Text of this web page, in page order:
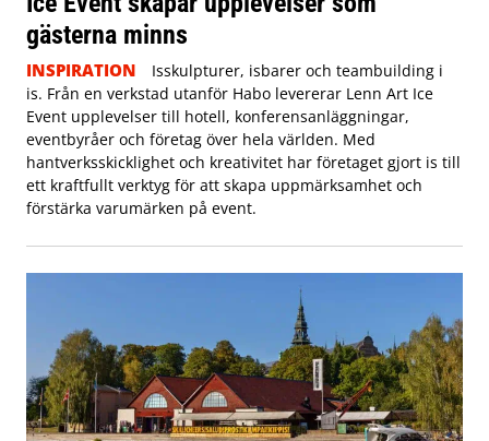
gästerna minns
INSPIRATION
Isskulpturer, isbarer och teambuilding i
is. Från en verkstad utanför Habo levererar Lenn Art Ice
Event upplevelser till hotell, konferensanläggningar,
eventbyråer och företag över hela världen. Med
hantverksskicklighet och kreativitet har företaget gjort is till
ett kraftfullt verktyg för att skapa uppmärksamhet och
förstärka varumärken på event.